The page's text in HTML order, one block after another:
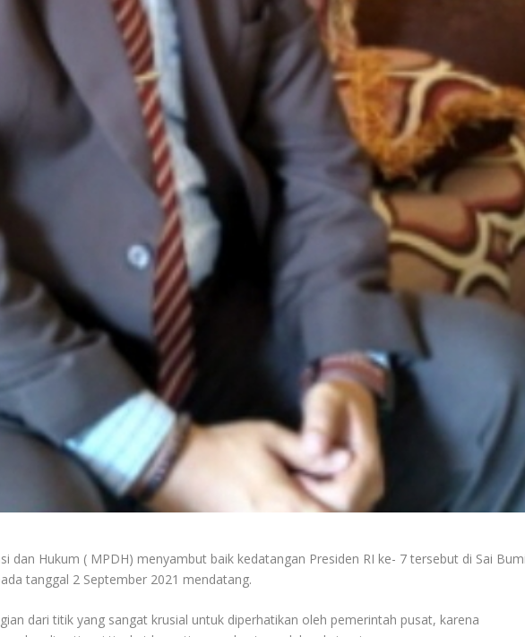
dan Hukum ( MPDH) menyambut baik kedatangan Presiden RI ke- 7 tersebut di Sai
tanggal 2 September 2021 mendatang.
dari titik yang sangat krusial untuk diperhatikan oleh pemerintah pusat, karena